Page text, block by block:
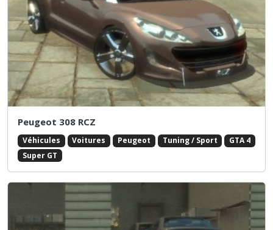
Peugeot 308 RCZ
Véhicules Voitures Peugeot Tuning / Sport
GTA 4
Super GT